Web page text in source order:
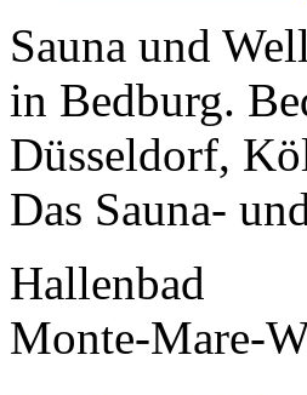
Sauna und
in Bedburg.
Düsseldorf,
Das Sauna-
Hallenbad
Monte-Mare-